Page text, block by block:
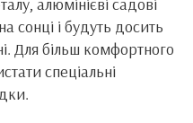
сонці і будуть досить
Для більш комфортного
спеціальні